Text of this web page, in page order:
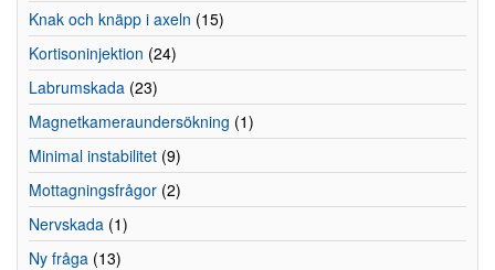
Knak och knäpp i axeln (15)
Kortisoninjektion (24)
Labrumskada (23)
Magnetkameraundersökning (1)
Minimal instabilitet (9)
Mottagningsfrågor (2)
Nervskada (1)
Ny fråga (13)